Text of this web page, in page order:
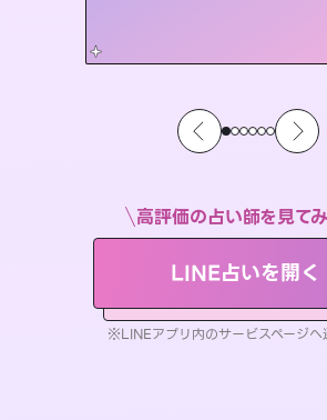
高評価の占い師を見て
LINE占いを開く
※LINEアプリ内のサービスページへ